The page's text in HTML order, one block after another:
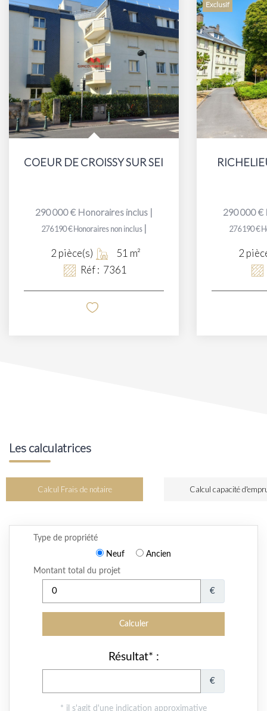
COEUR DE CROISSY SUR SEINE
290 000 € Honoraires inclus |
276 190 €Honoraires non inclus |
2 pièce(s) 51 m²
Réf : 7361
Exclusif
290 000 €
276 190 €
2
Les calculatrices
Calcul Frais de notaire Calcul capacité